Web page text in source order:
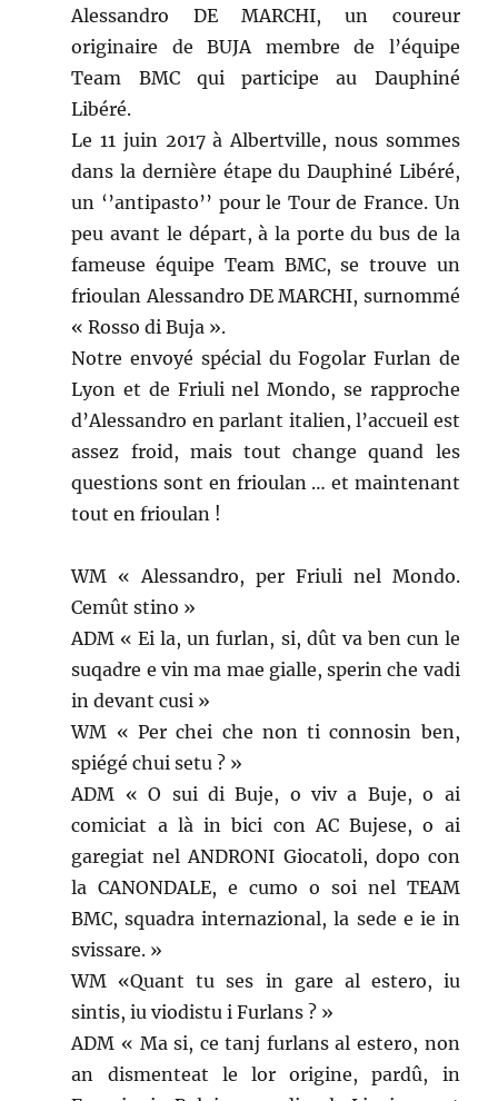
Alessandro DE MARCHI, un coureur
originaire de BUJA membre de l’équipe
Team BMC qui participe au Dauphiné
Libéré.
Le 11 juin 2017 à Albertville, nous sommes
dans la dernière étape du Dauphiné Libéré,
un ‘’antipasto’’ pour le Tour de France. Un
peu avant le départ, à la porte du bus de la
fameuse équipe Team BMC, se trouve un
frioulan Alessandro DE MARCHI, surnommé
« Rosso di Buja ».
Notre envoyé spécial du Fogolar Furlan de
Lyon et de Friuli nel Mondo, se rapproche
d’Alessandro en parlant italien, l’accueil est
assez froid, mais tout change quand les
questions sont en frioulan … et maintenant
tout en frioulan !
WM « Alessandro, per Friuli nel Mondo.
Cemût stino »
ADM « Ei la, un furlan, si, dût va ben cun le
suqadre e vin ma mae gialle, sperin che vadi
in devant cusi »
WM « Per chei che non ti connosin ben,
spiégé chui setu ? »
ADM « O sui di Buje, o viv a Buje, o ai
comiciat a là in bici con AC Bujese, o ai
garegiat nel ANDRONI Giocatoli, dopo con
la CANONDALE, e cumo o soi nel TEAM
BMC, squadra internazional, la sede e ie in
svissare. »
WM «Quant tu ses in gare al estero, iu
sintis, iu viodistu i Furlans ? »
ADM « Ma si, ce tanj furlans al estero, non
an dismenteat le lor origine, pardû, in